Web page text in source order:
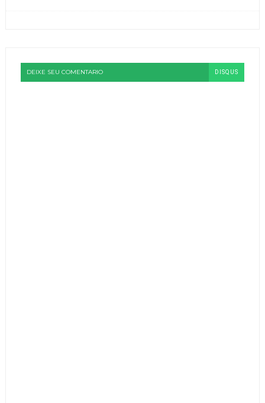
DEIXE SEU COMENTARIO DISQUS